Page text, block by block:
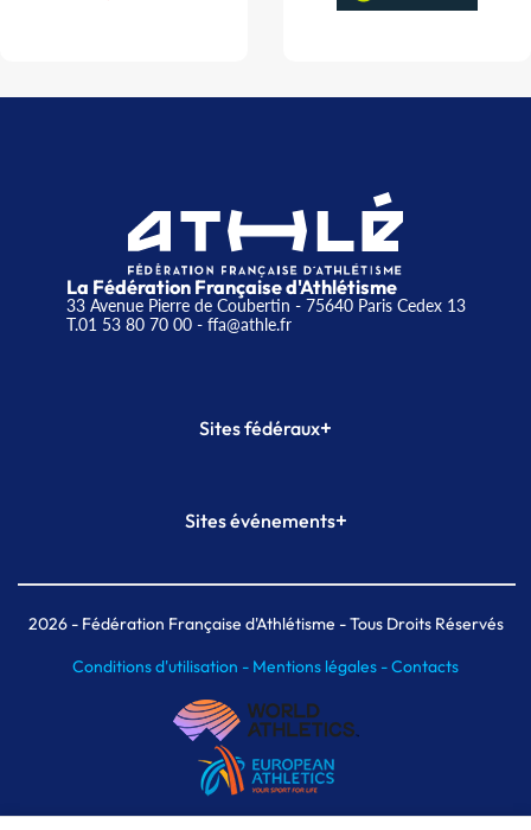
La Fédération Française d'Athlétisme
33 Avenue Pierre de Coubertin - 75640 Paris Cedex 13
T.01 53 80 70 00- ffa@athle.fr
Sites fédéraux+
Plateforme Formation
Sites événements+
Meeting de Paris indoor
MAIF Ekiden de Paris
2026- Fédération Française d'Athlétisme - Tous Droits Réservés
Conditions d'utilisation - Mentions légales -Contacts